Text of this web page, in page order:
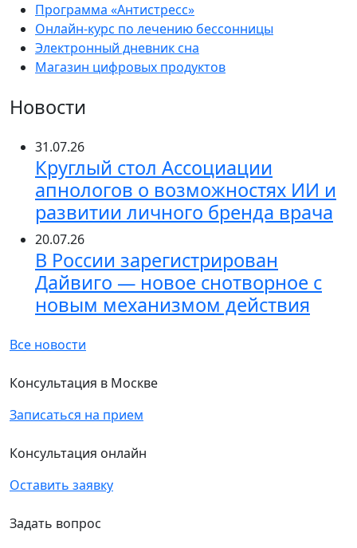
Программа «Антистресс»
Онлайн-курс по лечению бессонницы
Электронный дневник сна
Магазин цифровых продуктов
Новости
31.07.26
Круглый стол Ассоциации
апнологов о возможностях ИИ и
развитии личного бренда врача
20.07.26
В России зарегистрирован
Дайвиго — новое снотворное с
новым механизмом действия
Все новости
Консультация в Москве
Записаться на прием
Консультация онлайн
Оставить заявку
Задать вопрос